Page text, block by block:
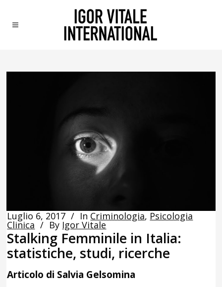
Luglio 6, 2017 In Criminologia, Psicologia
Clinica By Igor Vitale
Stalking Femminile in Italia:
statistiche, studi, ricerche
Articolo di Salvia Gelsomina